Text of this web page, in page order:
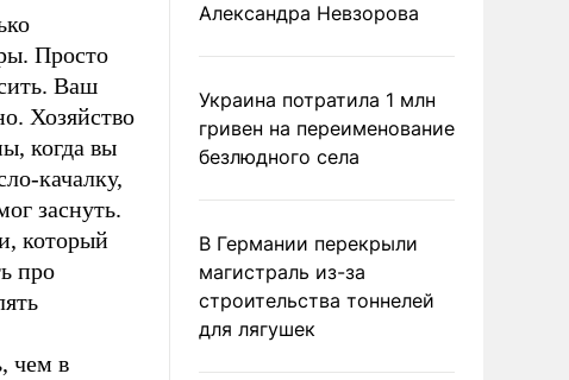
Просто
Ваш
Хозяйство
когда вы
качалку,
заснуть.
который
про
чем в
Александра Невзорова
Украина потратила 1 млн
гривен на переименование
безлюдного села
В Германии перекрыли
магистраль из-за
строительства тоннелей
для лягушек